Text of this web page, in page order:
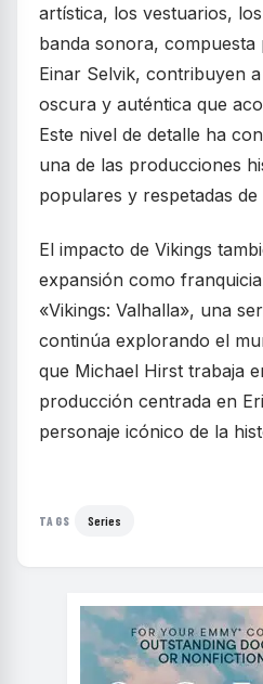
artística, los vestuarios,
banda sonora,
Einar Selvik, contribuyen
oscura y auténtica que
Este nivel de detalle ha
una de las producciones
populares y respetadas de
El impacto de Vikings
expansión como
«Vikings: Valhalla», una
continúa explorando el
que Michael Hirst trabaja
producción centrada en
personaje icónico de la
TAGS Series